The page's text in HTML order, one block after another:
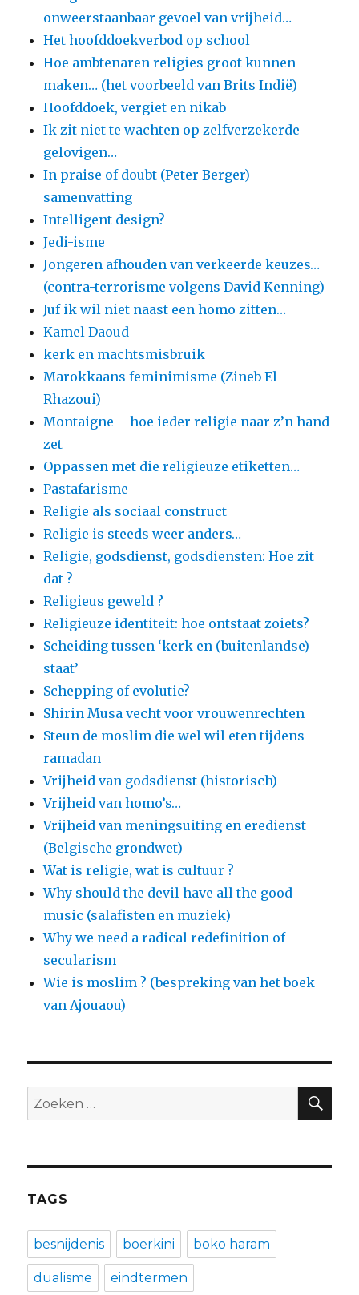
onweerstaanbaar gevoel van vrijheid…
Het hoofddoekverbod op school
Hoe ambtenaren religies groot kunnen
maken… (het voorbeeld van Brits Indië)
Hoofddoek, vergiet en nikab
Ik zit niet te wachten op zelfverzekerde
gelovigen…
In praise of doubt (Peter Berger) –
samenvatting
Intelligent design?
Jedi-isme
Jongeren afhouden van verkeerde keuzes…
(contra-terrorisme volgens David Kenning)
Juf ik wil niet naast een homo zitten…
Kamel Daoud
kerk en machtsmisbruik
Marokkaans feminimisme (Zineb El
Rhazoui)
Montaigne – hoe ieder religie naar z’n hand
zet
Oppassen met die religieuze etiketten…
Pastafarisme
Religie als sociaal construct
Religie is steeds weer anders…
Religie, godsdienst, godsdiensten: Hoe zit
dat ?
Religieus geweld ?
Religieuze identiteit: hoe ontstaat zoiets?
Scheiding tussen ‘kerk en (buitenlandse)
staat’
Schepping of evolutie?
Shirin Musa vecht voor vrouwenrechten
Steun de moslim die wel wil eten tijdens
ramadan
Vrijheid van godsdienst (historisch)
Vrijheid van homo’s…
Vrijheid van meningsuiting en eredienst
(Belgische grondwet)
Wat is religie, wat is cultuur ?
Why should the devil have all the good
music (salafisten en muziek)
Why we need a radical redefinition of
secularism
Wie is moslim ? (bespreking van het boek
van Ajouaou)
Zoeken
naar:
TAGS
besnijdenis boerkini boko haram
dualisme eindtermen